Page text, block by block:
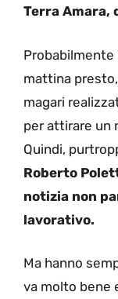
Terra Amara,
Probabilmente
mattina
magari
per attirare un
Quindi,
Roberto
notizia non
lavorativo.
Ma hanno
va molto bene